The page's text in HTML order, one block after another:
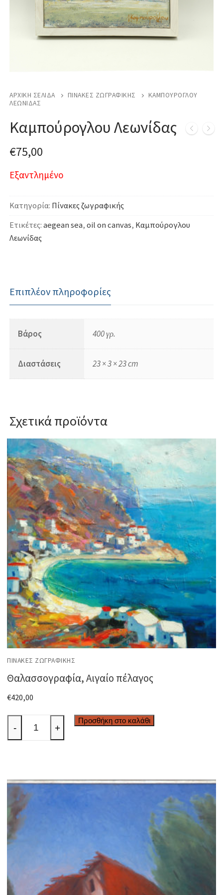
ΑΡΧΙΚΉ ΣΕΛΊΔΑ ΠΊΝΑΚΕΣ ΖΩΓΡΑΦΙΚΉΣ
ΚΑΜΠΟΎΡΟΓΛΟΥ
ΛΕΩΝΊΔΑΣ
Καμπούρογλου Λεωνίδας
€75,00
Εξαντλημένο
Κατηγορία: Πίνακες ζωγραφικής
Ετικέτες:aegean sea,oil on canvas, Καμπούρογλου
Λεωνίδας
Επιπλέον πληροφορίες
Βάρος 400 γρ.
Διαστάσεις 23 × 3 × 23 cm
Σχετικά προϊόντα
ΠΊΝΑΚΕΣ ΖΩΓΡΑΦΙΚΉΣ
Θαλασσογραφία, Αιγαίο πέλαγος
€420,00
Θαλασσογραφία,
Αιγαίο
- +
Προσθήκη στο καλάθι